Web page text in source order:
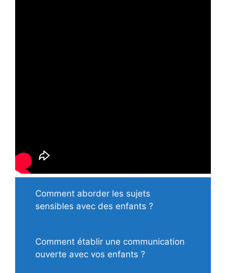
Comment aborder les sujets
sensibles avec des enfants ?
Comment établir une communication
ouverte avec vos enfants ?